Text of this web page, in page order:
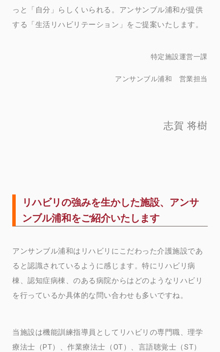
っと「自分」らしくいられる。アンサンブル浦和が提供
する「生活リハビリテーション」をご提案いたします。
特定施設運営一課
アンサンブル浦和 営業担当
志賀 将樹
リハビリの強みを生かした施設、アンサ
ンブル浦和をご紹介いたします
アンサンブル浦和はリハビリにこだわった介護施設であ
ると認識されているように感じます。特にリハビリ病
棟、認知症病棟、のある病院からはどのようなリハビリ
を行っているか具体的な問い合わせも多いですね。
当施設は機能訓練指導員としてリハビリの専門職、理学
療法士（PT）、作業療法士（OT）、言語聴覚士（ST）